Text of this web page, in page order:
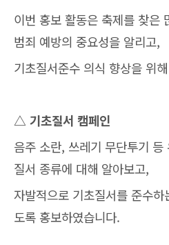
이번 홍보 활동은 축제를 찾은
범죄 예방의 중요성을 알리고,
기초질서준수 의식 향상을 위
△ 기초질서 캠페인
음주 소란, 쓰레기 무단투기
질서 종류에 대해 알아보고,
자발적으로 기초질서를 준수
도록 홍보하였습니다.